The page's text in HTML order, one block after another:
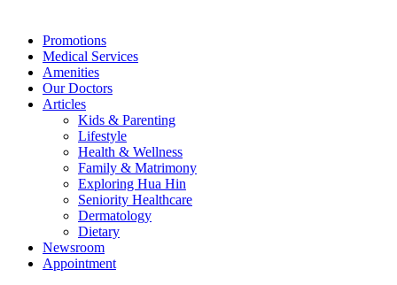
Promotions
Medical Services
Amenities
Our Doctors
Articles
Kids & Parenting
Lifestyle
Health & Wellness
Family & Matrimony
Exploring Hua Hin
Seniority Healthcare
Dermatology
Dietary
Newsroom
Appointment